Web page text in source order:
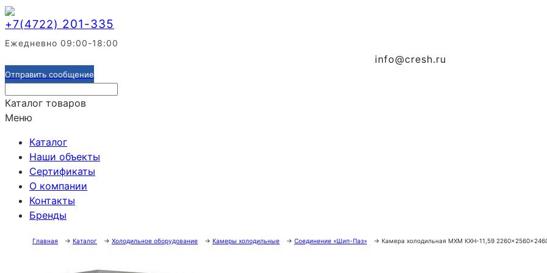
+7(4722) 201-335
Ежедневно 09:00-18:00
info@cresh.ru
Отправить сообщение
Каталог товаров
Меню
Каталог
Наши объекты
Сертификаты
О компании
Контакты
Бренды
Главная → Каталог → Холодильное оборудование → Камеры холодильные → Соединение «Шип-Паз» → Камера холодильная МХМ КХН-11,59